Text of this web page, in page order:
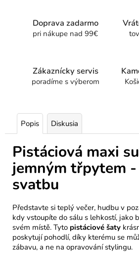
Doprava zadarmo
pri nákupe nad 99€
Zákaznícky servis
poradíme s výberom
Popis Diskusia
Pistáciová maxi
jemným třpytem
svatbu
Představte si teplý večer, hudbu v
kdy vstoupíte do sálu s lehkostí, jako
svém místě. Tyto pistáciové šaty
poskytují pohodlí, díky kterému se
zábavu, a ne na opravování stylingu.